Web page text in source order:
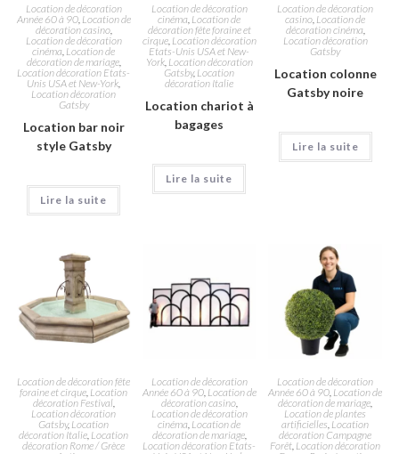
Location de décoration
Année 60 à 90, Location de
décoration casino,
Location de décoration
cinéma Location de
décoration de mariage,
Location décoration Etats-
Unis USA et New-York
Location décoration
Gatsby
Location bar noir
style Gatsby
Lire la suite
Location de décoration
cinéma Location de
décoration fête foraine et
cirque, Location décoration
Etats-Unis USA et New-
York, Location décoration
Gatsby, Location
décoration Italie
Location chariot à
bagages
Lire la suite
Location de décoration
casino Location de
décoration cinéma
Location décoration
Gatsby
Location colonne
Gatsby noire
Lire la suite
Location de décoration fête
foraine et cirque Location
décoration Festival,
Location décoration
Gatsby, Location
décoration Italie Location
décoration Rome / Grèce
Location de décoration
Année 60 à 90, Location de
décoration casino,
Location de décoration
cinéma Location de
décoration de mariage,
Location décoration Etats-
Location de décoration
Année 60 à 90 Location de
décoration de mariage
Location de plantes
artificielles Location
décoration Campagne
Forêt Location décoration